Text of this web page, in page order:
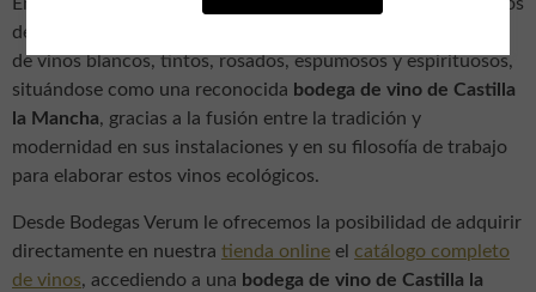
En sus bodegas y viñedos en Tomelloso,
se cultivan todos los
de forma ecológica, para ofrecerle una excelente selección
de vinos blancos, tintos, rosados, espumosos y espirituosos,
situándose como una reconocida bodega de vino de Castilla
la Mancha, gracias a la fusión entre la tradición y
modernidad en sus instalaciones y en su filosofía de trabajo
para elaborar estos vinos ecológicos.
Desde Bodegas Verum le ofrecemos la posibilidad de adquirir
directamente en nuestra tienda online el catálogo completo
de vinos, accediendo a una bodega de vino de Castilla la